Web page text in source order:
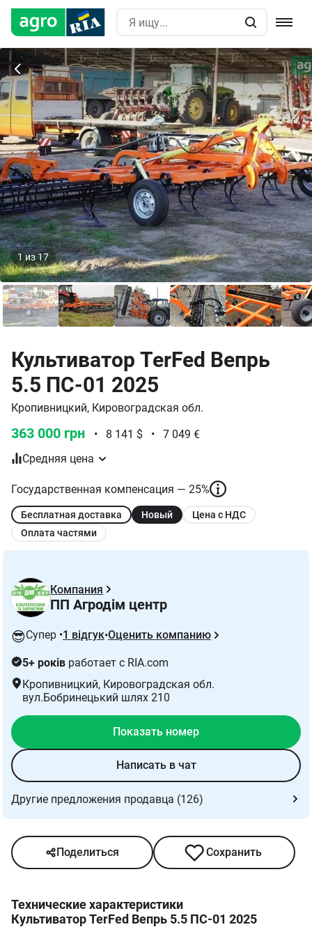
1из17
Культиватор TerFed Вепрь
5.5 ПС-01 2025
Кропивницкий, Кировоградская обл.
363 000 грн • 8 141 $ •
7 049 €
Средняя цена
Государственная компенсация — 25%
Бесплатная доставка Новый
Цена с НДС
Оплата частями
Компания
ПП Агродім центр
😎Супер •1 відгук•Оценить компанию
5+ років работает с RIA.com
Кропивницкий, Кировоградская обл.
вул.Бобринецький шлях 210
Показать номер
Написать в чат
Другие предложения продавца (126)
Поделиться Сохранить
Технические характеристики
Культиватор TerFed Вепрь 5.5 ПС-01 2025